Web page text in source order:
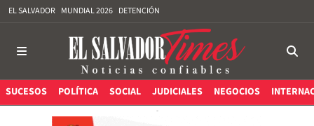
EL SALVADOR MUNDIAL 2026 DETENCIÓN
SUCESOS POLÍTICA SOCIAL JUDICIALES NEGOCIOS